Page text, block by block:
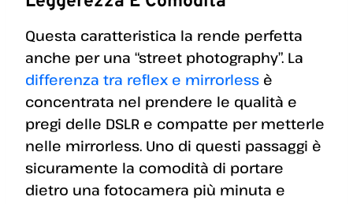
Questa caratteristica la rende perfetta
anche per una “street photography”. La
differenza tra reflex e mirrorless è
concentrata nel prendere le qualità e
pregi delle DSLR e compatte per metterle
nelle mirrorless. Uno di questi passaggi è
sicuramente la comodità di portare
dietro una fotocamera più minuta e